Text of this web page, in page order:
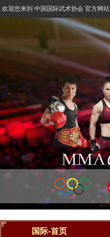
欢迎您来到 中国国际武术协会 官方网站
国际-首页